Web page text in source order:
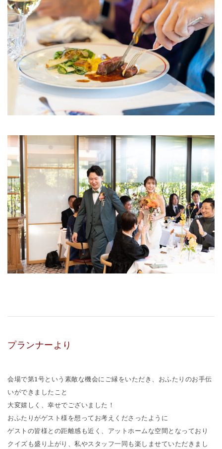
プランナーより
会場で第1号という素敵な機会にご縁をいただき、おふたりのお手伝
いができましたこと
大変嬉しく、幸せでございました！
おふたりがゲスト様を想ってお考えくださったように
ゲストの皆様との距離感も近く、アットホームな空間となっており
クイズも盛り上がり、私やスタッフ一同も楽しませていただきまし